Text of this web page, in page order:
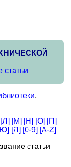
статьи
,
[Л] [М] [Н] [О] [П]
[Я] [0-9] [A-Z]
статьи